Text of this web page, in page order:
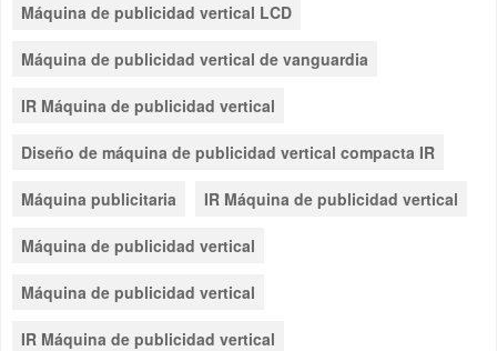
Máquina de publicidad vertical LCD
Máquina de publicidad vertical de vanguardia
IR Máquina de publicidad vertical
Diseño de máquina de publicidad vertical compacta IR
Máquina publicitaria IR Máquina de publicidad vertical
Máquina de publicidad vertical
Máquina de publicidad vertical
IR Máquina de publicidad vertical